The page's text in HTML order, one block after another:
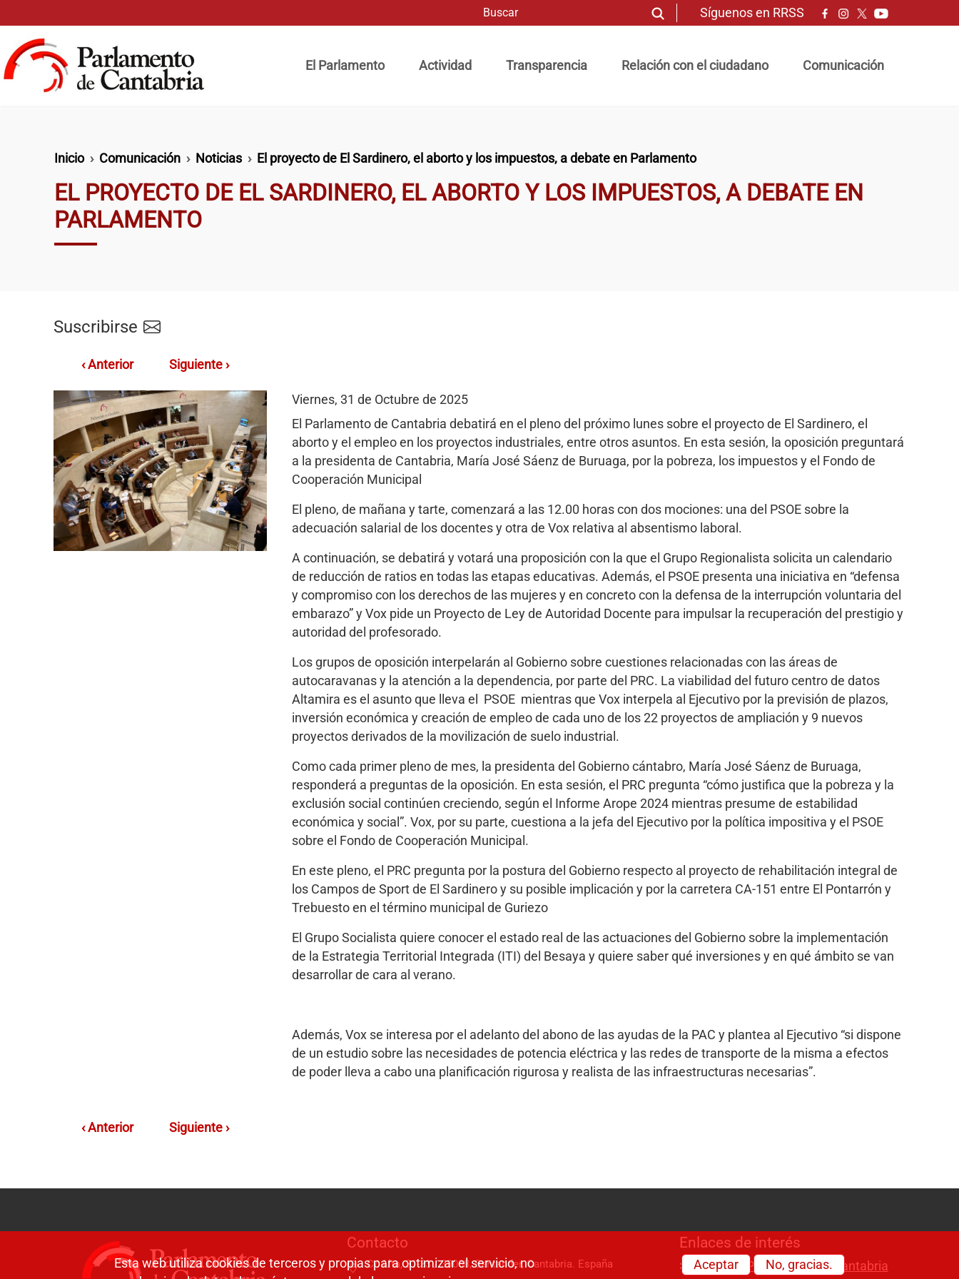
Síguenos en RRSS
El Parlamento
Actividad Transparencia Relación con el ciudadano Comunicación
Ruta de navegación
Inicio Comunicación Noticias El proyecto de El Sardinero, el aborto y los impuestos, a debate en Parlamento
EL PROYECTO DE EL SARDINERO, EL ABORTO Y LOS IMPUESTOS, A DEBATE EN
PARLAMENTO
Suscribirse
‹ Anterior Siguiente ›
Viernes, 31 de Octubre de 2025
El Parlamento de Cantabria debatirá en el pleno del próximo lunes sobre el proyecto de El Sardinero, el
aborto y el empleo en los proyectos industriales, entre otros asuntos. En esta sesión, la oposición preguntará
a la presidenta de Cantabria, María José Sáenz de Buruaga, por la pobreza, los impuestos y el Fondo de
Cooperación Municipal
El pleno, de mañana y tarte, comenzará a las 12.00 horas con dos mociones: una del PSOE sobre la
adecuación salarial de los docentes y otra de Vox relativa al absentismo laboral.
A continuación, se debatirá y votará una proposición con la que el Grupo Regionalista solicita un calendario
de reducción de ratios en todas las etapas educativas. Además, el PSOE presenta una iniciativa en “defensa
y compromiso con los derechos de las mujeres y en concreto con la defensa de la interrupción voluntaria del
embarazo” y Vox pide un Proyecto de Ley de Autoridad Docente para impulsar la recuperación del prestigio y
autoridad del profesorado.
Los grupos de oposición interpelarán al Gobierno sobre cuestiones relacionadas con las áreas de
autocaravanas y la atención a la dependencia, por parte del PRC. La viabilidad del futuro centro de datos
Altamira es el asunto que lleva el PSOE mientras que Vox interpela al Ejecutivo por la previsión de plazos,
inversión económica y creación de empleo de cada uno de los 22 proyectos de ampliación y 9 nuevos
proyectos derivados de la movilización de suelo industrial.
Como cada primer pleno de mes, la presidenta del Gobierno cántabro, María José Sáenz de Buruaga,
responderá a preguntas de la oposición. En esta sesión, el PRC pregunta “cómo justifica que la pobreza y la
exclusión social continúen creciendo, según el Informe Arope 2024 mientras presume de estabilidad
económica y social”. Vox, por su parte, cuestiona a la jefa del Ejecutivo por la política impositiva y el PSOE
sobre el Fondo de Cooperación Municipal.
En este pleno, el PRC pregunta por la postura del Gobierno respecto al proyecto de rehabilitación integral de
los Campos de Sport de El Sardinero y su posible implicación y por la carretera CA-151 entre El Pontarrón y
Trebuesto en el término municipal de Guriezo
El Grupo Socialista quiere conocer el estado real de las actuaciones del Gobierno sobre la implementación
de la Estrategia Territorial Integrada (ITI) del Besaya y quiere saber qué inversiones y en qué ámbito se van
desarrollar de cara al verano.
Además, Vox se interesa por el adelanto del abono de las ayudas de la PAC y plantea al Ejecutivo “si dispone
de un estudio sobre las necesidades de potencia eléctrica y las redes de transporte de la misma a efectos
de poder lleva a cabo una planificación rigurosa y realista de las infraestructuras necesarias”.
‹ Anterior Siguiente ›
Contacto
C/ Alta, 31-33 / 39008, Santander, Cantabria. España
Enlaces de interés
Visitas al Parlamento de Cantabria
Esta web utiliza cookies de terceros y propias para optimizar el servicio, no
Aceptar No, gracias.